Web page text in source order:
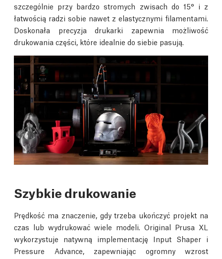
szczególnie przy bardzo stromych zwisach do 15° i z
łatwością radzi sobie nawet z elastycznymi filamentami.
Doskonała precyzja drukarki zapewnia możliwość
drukowania części, które idealnie do siebie pasują.
Szybkie drukowanie
Prędkość ma znaczenie, gdy trzeba ukończyć projekt na
czas lub wydrukować wiele modeli. Original Prusa XL
wykorzystuje natywną implementację Input Shaper i
Pressure Advance, zapewniając ogromny wzrost